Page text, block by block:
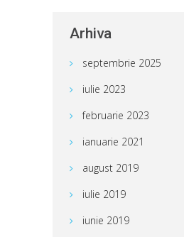
Arhiva
septembrie 2025
iulie 2023
februarie 2023
ianuarie 2021
august 2019
iulie 2019
iunie 2019